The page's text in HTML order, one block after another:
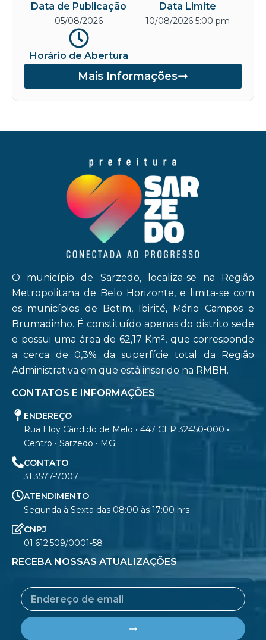
Data de Publicação
05/08/2026
Data Limite
10/08/2026 5:00 pm
Horário de Abertura
Mais Informações
O município de Sarzedo, localiza-se na Região
Metropolitana de Belo Horizonte, e limita-se com
os municípios de Betim, Ibirité, Mário Campos e
Brumadinho. É constituído apenas do distrito sede
e possui uma área de 62,17 Km², que corresponde
a cerca de 0,3% da superfície total da Região
Administrativa em que está inserido na RMBH.
CONTATOS E INFORMAÇÕES
ENDEREÇO
Rua Eloy Cândido de Melo • 447 CEP 32450-000 •
Centro • Sarzedo • MG
CONTATO
31.3577-7007
ATENDIMENTO
Segunda à Sexta das 08:00 às 17:00 hrs
CNPJ
01.612.509/0001-58
RECEBA NOSSAS ATUALIZAÇÕES
Email